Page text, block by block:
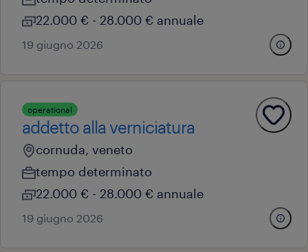
22.000 € - 28.000 € annuale
19 giugno 2026
operational
addetto alla verniciatura
cornuda, veneto
tempo determinato
22.000 € - 28.000 € annuale
19 giugno 2026